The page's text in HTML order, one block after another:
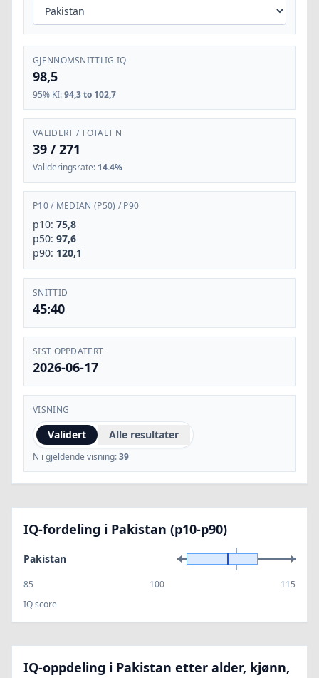
GJENNOMSNITTLIG IQ
98,5
95% KI:94,3 to 102,7
VALIDERT / TOTALT N
39 /271
Valideringsrate: 14.4%
P10/ MEDIAN (P50) / P90
p10: 75,8
p50: 97,6
p90: 120,1
SNITTID
45:40
SIST OPPDATERT
2026-06-17
VISNING
Validert Alle resultater
N i gjeldende visning:39
IQ-fordeling i Pakistan (p10-p90)
Pakistan
85 100
115
IQ score
IQ-oppdeling i Pakistan etter alder, kjønn,